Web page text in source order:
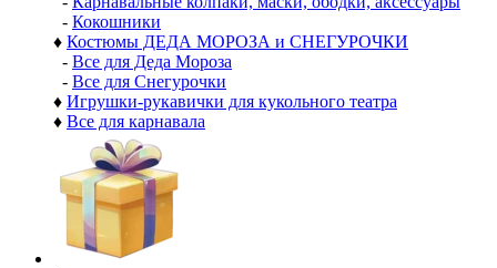
- Кокошники
♦ Костюмы ДЕДА МОРОЗА и СНЕГУРОЧКИ
- Все для Деда Мороза
- Все для Снегурочки
♦ Игрушки-рукавички для кукольного театра
♦ Все для карнавала